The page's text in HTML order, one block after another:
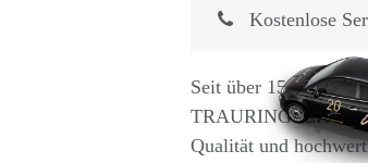
Kostenlose
Seit über 15 Jahren
Qualität und